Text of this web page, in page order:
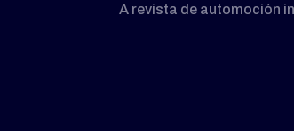
A revista de automoción